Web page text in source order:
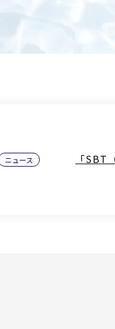
ニュース 「